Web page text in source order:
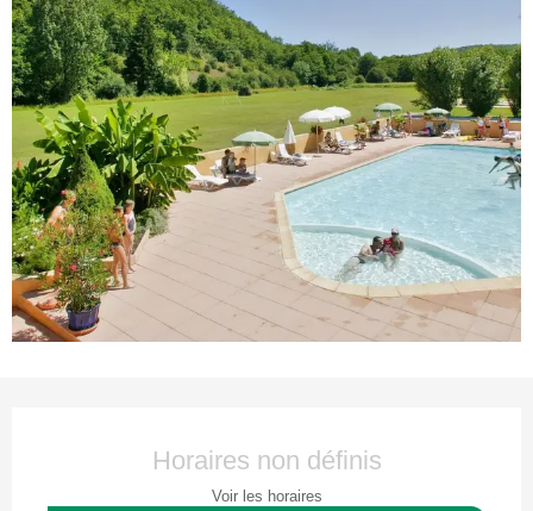
Horaires non définis
Voir les horaires